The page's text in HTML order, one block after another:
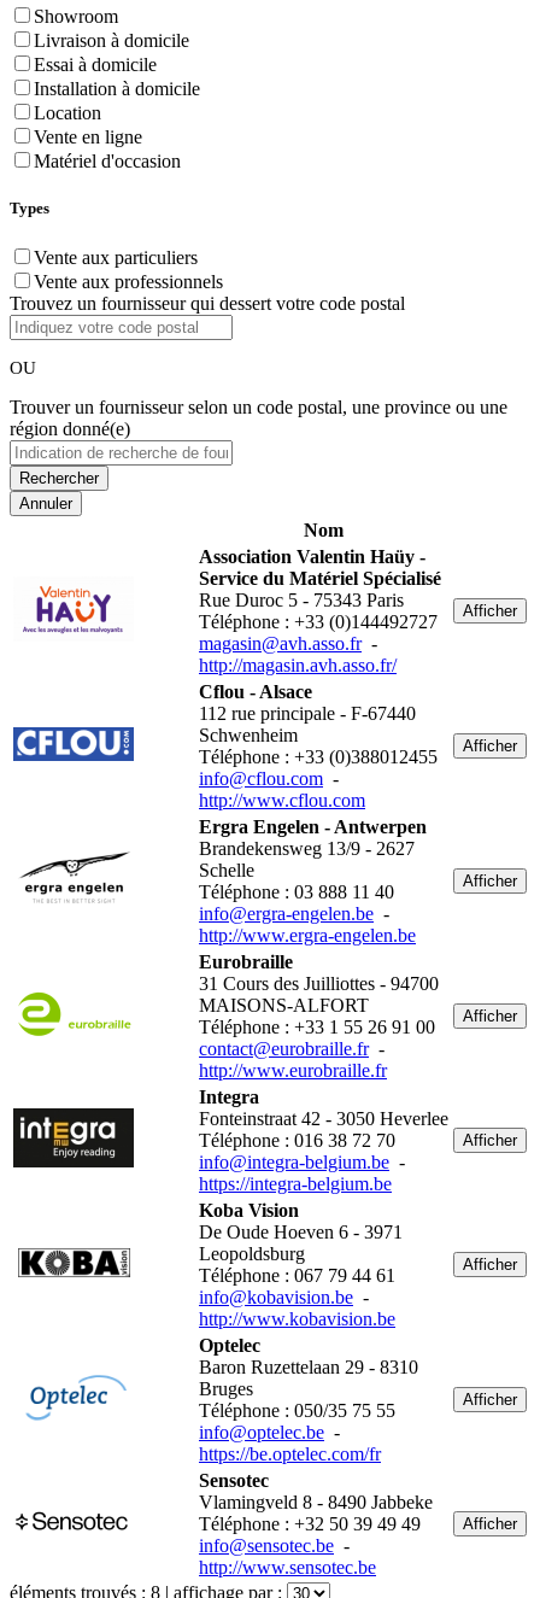
Showroom
Livraison à domicile
Essai à domicile
Installation à domicile
Location
Vente en ligne
Matériel d'occasion
Types
Vente aux particuliers
Vente aux professionnels
Trouvez un fournisseur qui dessert votre code postal
OU
Trouver un fournisseur selon un code postal, une province ou une
région donné(e)
Annuler
Nom
Association Valentin Haüy -
Service du Matériel Spécialisé
Rue Duroc 5 - 75343 Paris
Téléphone : +33 (0)144492727
magasin@avh.asso.fr-
http://magasin.avh.asso.fr/
Afficher
Cflou - Alsace
112 rue principale - F-67440
Schwenheim
Téléphone : +33 (0)388012455
info@cflou.com -
http://www.cflou.com
Afficher
Ergra Engelen - Antwerpen
Brandekensweg 13/9 - 2627
Schelle
Téléphone : 03 888 11 40
info@ergra-engelen.be -
http://www.ergra-engelen.be
Afficher
Eurobraille
31 Cours des Juilliottes - 94700
MAISONS-ALFORT
Téléphone : +33 1 55 26 91 00
contact@eurobraille.fr-
http://www.eurobraille.fr
Afficher
Integra
Fonteinstraat 42 - 3050 Heverlee
Téléphone : 016 38 72 70
info@integra-belgium.be -
https://integra-belgium.be
Afficher
Koba Vision
De Oude Hoeven 6 - 3971
Leopoldsburg
Téléphone : 067 79 44 61
info@kobavision.be -
http://www.kobavision.be
Afficher
Optelec
Baron Ruzettelaan 29 - 8310
Bruges
Téléphone : 050/35 75 55
info@optelec.be -
https://be.optelec.com/fr
Afficher
Sensotec
Vlamingveld 8 - 8490 Jabbeke
Téléphone : +32 50 39 49 49
info@sensotec.be -
http://www.sensotec.be
Afficher
éléments trouvés : 8 | affichage par :